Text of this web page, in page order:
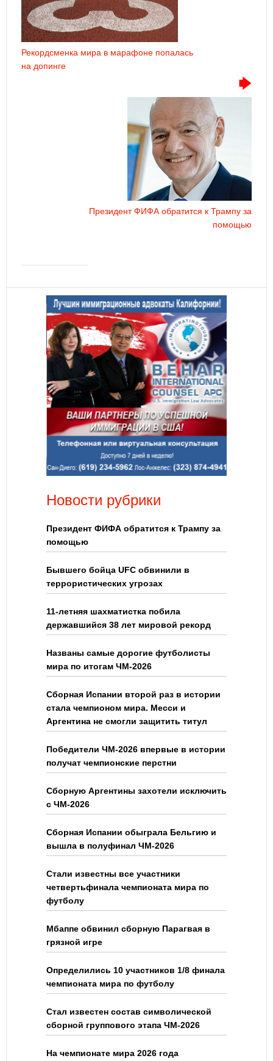
Рекордсменка мира в марафоне попалась
на допинге
Президент ФИФА обратится к Трампу за
помощью
Новости рубрики
Президент ФИФА обратится к Трампу за
помощью
Бывшего бойца UFC обвинили в
террористических угрозах
11-летняя шахматистка побила
державшийся 38 лет мировой рекорд
Названы самые дорогие футболисты
мира по итогам ЧМ-2026
Сборная Испании второй раз в истории
стала чемпионом мира. Месси и
Аргентина не смогли защитить титул
Победители ЧМ-2026 впервые в истории
получат чемпионские перстни
Сборную Аргентины захотели исключить
с ЧМ-2026
Сборная Испании обыграла Бельгию и
вышла в полуфинал ЧМ-2026
Стали известны все участники
четвертьфинала чемпионата мира по
футболу
Мбаппе обвинил сборную Парагвая в
грязной игре
Определились 10 участников 1/8 финала
чемпионата мира по футболу
Стал известен состав символической
сборной группового этапа ЧМ-2026
На чемпионате мира 2026 года